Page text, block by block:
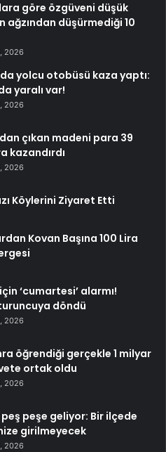
göre özgüveni düşük
ağzından düşürmediği 10
2026
yolcu otobüsü kaza yaptı:
yaralı var!
2026
çıkan madeni para 39
kazandırdı
2026
Köylerini Ziyaret Etti
Kovan Başına 100 Lira
‘cumartesi’ alarmı!
döndü
2026
öğrendiği gerçekle 1 milyar
ortak oldu
2026
peşe geliyor: Bir ilçede
girilmeyecek
2026